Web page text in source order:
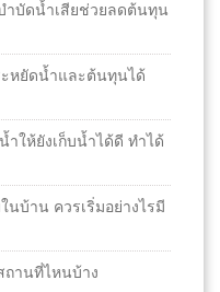
ำบัดน้ำเสียช่วยลดต้นทุน
หยัดน้ำและต้นทุนได้
ำให้ยังเก็บน้ำได้ดี ทำได้
นบ้าน ควรเริ่มอย่างไรมี
ถานที่ไหนบ้าง